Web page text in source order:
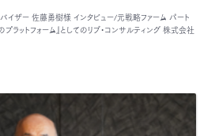
イザー 佐藤勇樹様 インタビュー/元戦略ファーム パート
ラットフォーム』としてのリブ・コンサルティング 株式会社